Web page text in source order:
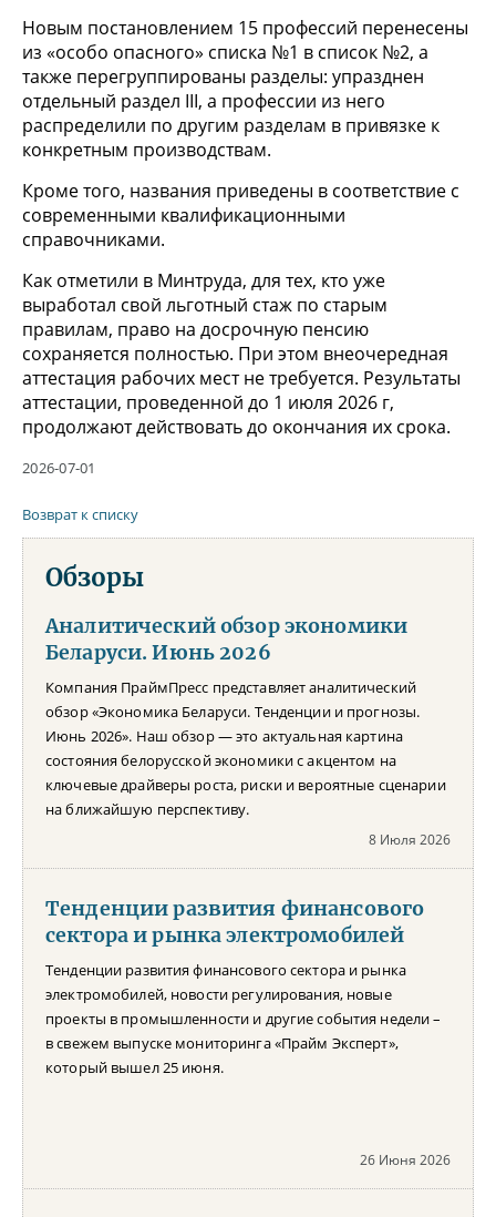
Новым постановлением 15 профессий перенесены
из «особо опасного» списка №1 в список №2, а
также перегруппированы разделы: упразднен
отдельный раздел III, а профессии из него
распределили по другим разделам в привязке к
конкретным производствам.
Кроме того, названия приведены в соответствие с
современными квалификационными
справочниками.
Как отметили в Минтруда, для тех, кто уже
выработал свой льготный стаж по старым
правилам, право на досрочную пенсию
сохраняется полностью. При этом внеочередная
аттестация рабочих мест не требуется. Результаты
аттестации, проведенной до 1 июля 2026 г,
продолжают действовать до окончания их срока.
2026-07-01
Возврат к списку
Обзоры
Аналитический обзор экономики
Беларуси. Июнь 2026
Компания ПраймПресс представляет аналитический
обзор «Экономика Беларуси. Тенденции и прогнозы.
Июнь 2026». Наш обзор — это актуальная картина
состояния белорусской экономики с акцентом на
ключевые драйверы роста, риски и вероятные сценарии
на ближайшую перспективу.
8 Июля 2026
Тенденции развития финансового
сектора и рынка электромобилей
Тенденции развития финансового сектора и рынка
электромобилей, новости регулирования, новые
проекты в промышленности и другие события недели –
в свежем выпуске мониторинга «Прайм Эксперт»,
который вышел 25 июня.
26 Июня 2026